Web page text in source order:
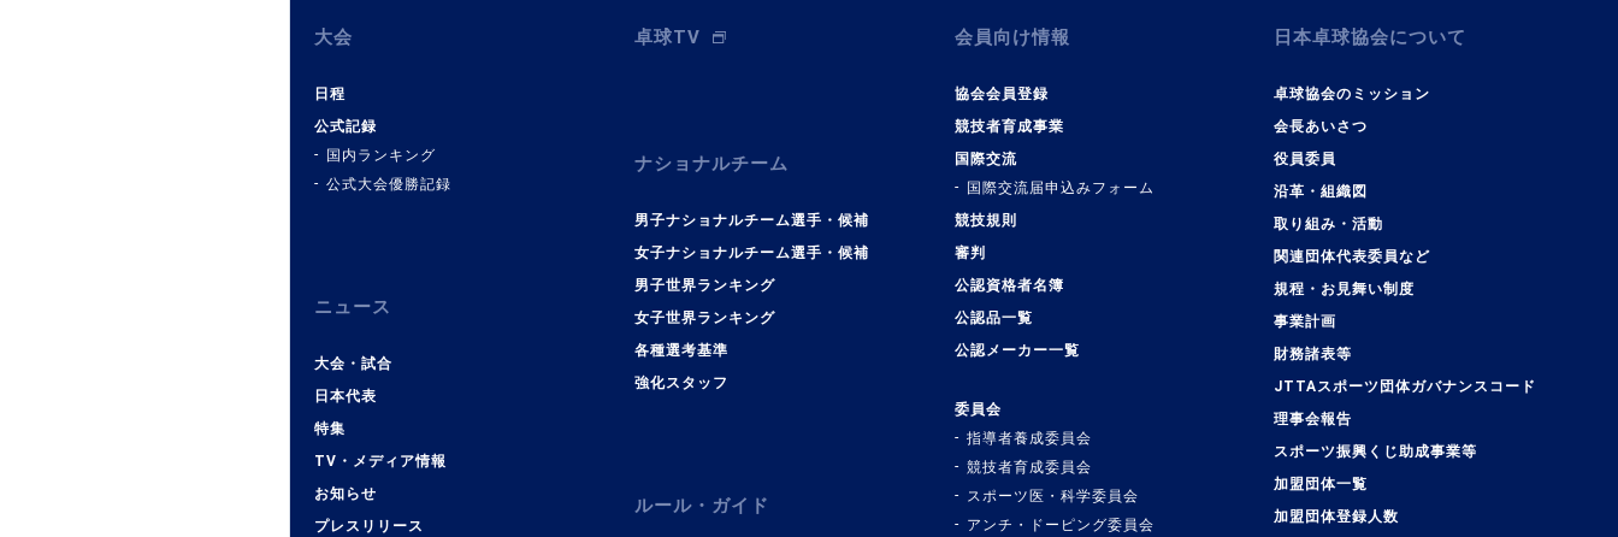
大会
日程
公式記録
国内ランキング
公式大会優勝記録
ニュース
大会・試合
日本代表
特集
TV・メディア情報
お知らせ
プレスリリース
卓球TV
ナショナルチーム
男子ナショナルチーム選手・候補
女子ナショナルチーム選手・候補
男子世界ランキング
女子世界ランキング
各種選考基準
強化スタッフ
ルール・ガイド
会員向け情報
協会会員登録
競技者育成事業
国際交流
国際交流届申込みフォーム
競技規則
審判
公認資格者名簿
公認品一覧
公認メーカー一覧
委員会
指導者養成委員会
競技者育成委員会
スポーツ医・科学委員会
アンチ・ドーピング委員会
日本卓球協会について
卓球協会のミッション
会長あいさつ
役員委員
沿革・組織図
取り組み・活動
関連団体代表委員など
規程・お見舞い制度
事業計画
財務諸表等
JTTAスポーツ団体ガバナンスコード
理事会報告
スポーツ振興くじ助成事業等
加盟団体一覧
加盟団体登録人数